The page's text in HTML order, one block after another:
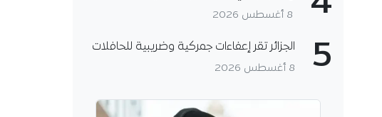
8 أغسطس 2026
5 الجزائر تقر إعفاءات جمركية وضريبية للحافلات
8 أغسطس 2026